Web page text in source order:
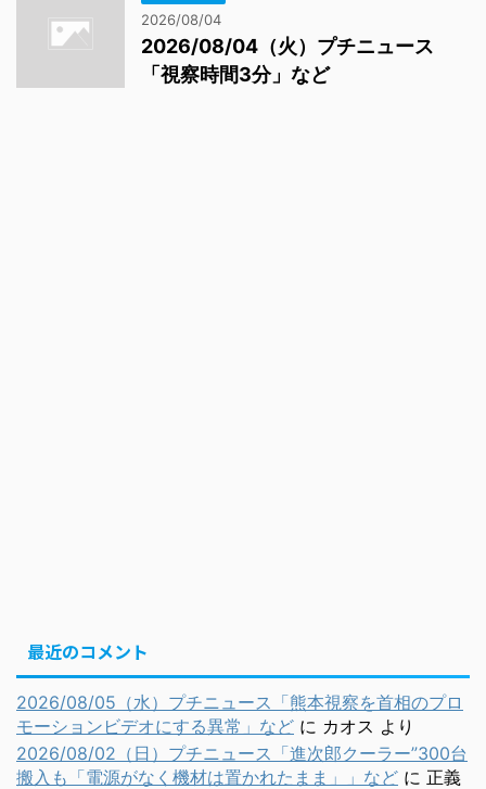
2026/08/04
2026/08/04（火）プチニュース
「視察時間3分」など
最近のコメント
2026/08/05（水）プチニュース「熊本視察を首相のプロ
モーションビデオにする異常」など に カオス より
2026/08/02（日）プチニュース「進次郎クーラー”300台
搬入も「電源がなく機材は置かれたまま」」など に 正義